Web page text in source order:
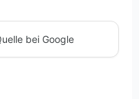
bei Google